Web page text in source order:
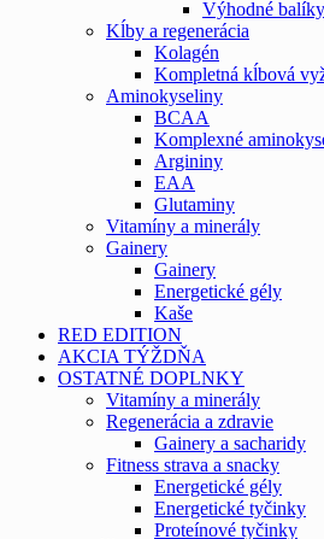
Výhodné balíky
Kĺby a regenerácia
Kolagén
Kompletná kĺbová
Aminokyseliny
BCAA
Komplexné
Argininy
EAA
Glutaminy
Vitamíny a minerály
Gainery
Gainery
Energetické gély
Kaše
RED EDITION
AKCIA TÝŽDŇA
OSTATNÉ DOPLNKY
Vitamíny a minerály
Regenerácia a zdravie
Gainery a sacharidy
Fitness strava a snacky
Energetické gély
Energetické tyčinky
Proteínové tyčinky